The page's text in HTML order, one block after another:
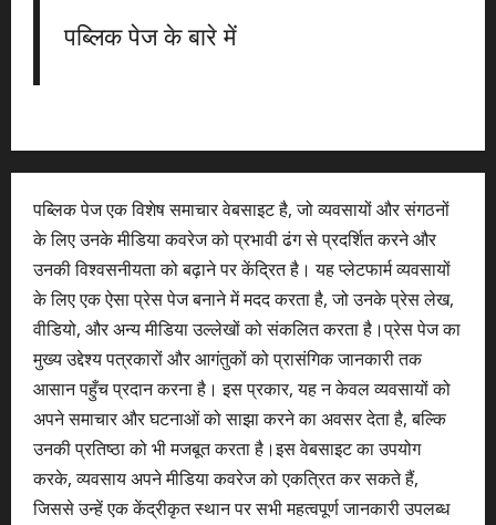
पब्लिक पेज के बारे में
पब्लिक पेज एक विशेष समाचार वेबसाइट है, जो व्यवसायों और संगठनों
के लिए उनके मीडिया कवरेज को प्रभावी ढंग से प्रदर्शित करने और
उनकी विश्वसनीयता को बढ़ाने पर केंद्रित है। यह प्लेटफार्म व्यवसायों
के लिए एक ऐसा प्रेस पेज बनाने में मदद करता है, जो उनके प्रेस लेख,
वीडियो, और अन्य मीडिया उल्लेखों को संकलित करता है।प्रेस पेज का
मुख्य उद्देश्य पत्रकारों और आगंतुकों को प्रासंगिक जानकारी तक
आसान पहुँच प्रदान करना है। इस प्रकार, यह न केवल व्यवसायों को
अपने समाचार और घटनाओं को साझा करने का अवसर देता है, बल्कि
उनकी प्रतिष्ठा को भी मजबूत करता है।इस वेबसाइट का उपयोग
करके, व्यवसाय अपने मीडिया कवरेज को एकत्रित कर सकते हैं,
जिससे उन्हें एक केंद्रीकृत स्थान पर सभी महत्वपूर्ण जानकारी उपलब्ध